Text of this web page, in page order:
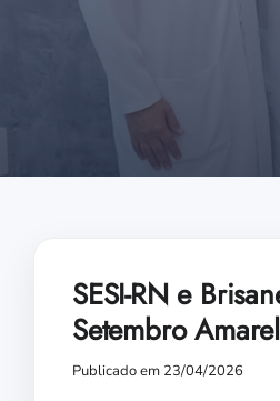
SESI-RN e
Setembro
Publicado em 23/04/2026